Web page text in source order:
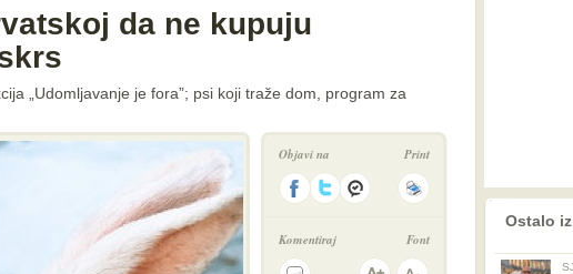
da ne kupuju
„Udomljavanje je fora”; psi koji traže dom, program za
Objavi na Print
Komentiraj Font
Ostalo